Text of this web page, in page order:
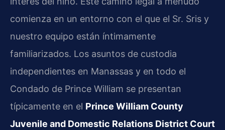
comienza en un entorno con el que el Sr. Sris y
nuestro equipo están íntimamente
familiarizados. Los asuntos de custodia
independientes en Manassas y en todo el
Condado de Prince William se presentan
típicamente en el Prince William County
Juvenile and Domestic Relations District Court